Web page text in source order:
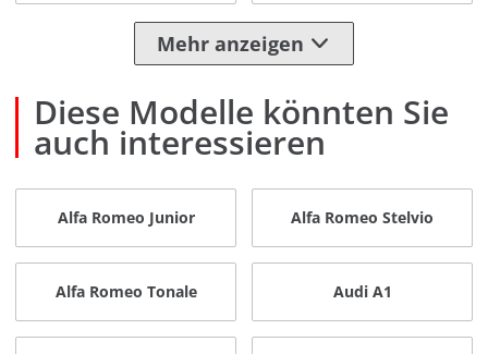
Mehr anzeigen
Diese Modelle könnten Sie
auch interessieren
Alfa Romeo Junior Alfa Romeo Stelvio
Alfa Romeo Tonale Audi A1